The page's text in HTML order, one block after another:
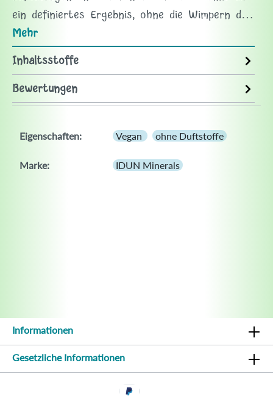
ein definiertes Ergebnis, ohne die Wimpern d…
Mehr
Inhaltsstoffe
Bewertungen
Eigenschaften: Vegan ohne Duftstoffe
Marke: IDUN Minerals
Informationen
Gesetzliche Informationen